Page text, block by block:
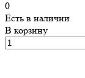
0
Есть в наличии
В корзину